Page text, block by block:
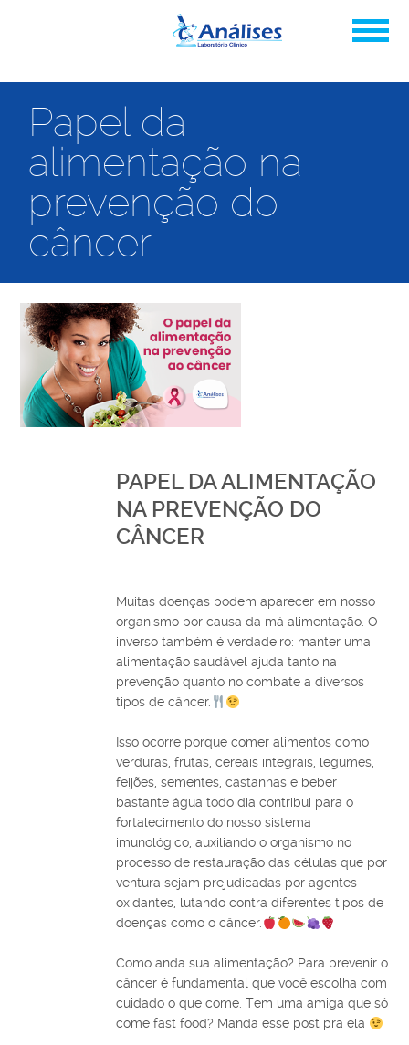
Papel da
alimentação na
prevenção do
câncer
PAPEL DA ALIMENTAÇÃO
NA PREVENÇÃO DO
CÂNCER
Muitas doenças podem aparecer em nosso
organismo por causa da má alimentação. O
inverso também é verdadeiro: manter uma
alimentação saudável ajuda tanto na
prevenção quanto no combate a diversos
tipos de câncer.
Isso ocorre porque comer alimentos como
verduras, frutas, cereais integrais, legumes,
feijões, sementes, castanhas e beber
bastante água todo dia contribui para o
fortalecimento do nosso sistema
imunológico, auxiliando o organismo no
processo de restauração das células que por
ventura sejam prejudicadas por agentes
oxidantes, lutando contra diferentes tipos de
doenças como o câncer.
Como anda sua alimentação? Para prevenir o
câncer é fundamental que você escolha com
cuidado o que come. Tem uma amiga que só
come fast food? Manda esse post pra ela